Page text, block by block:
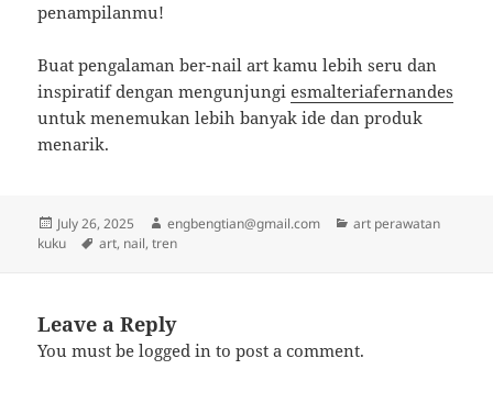
penampilanmu!
Buat pengalaman ber-nail art kamu lebih seru dan
inspiratif dengan mengunjungiesmalteriafernandes
untuk menemukan lebih banyak ide dan produk
menarik.
Posted
on
July 26, 2025 Author
engbengtian@gmail.com Categories
art perawatan
kuku
Tags
art, nail,tren
Leave a Reply
You must belogged in to post a comment.